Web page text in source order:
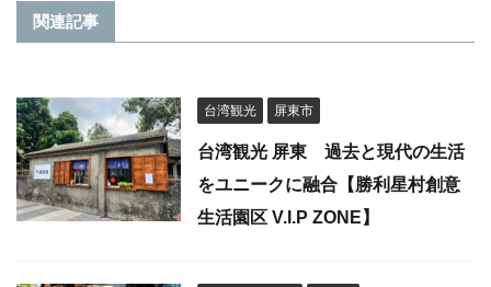
関連記事
台湾観光 屏東市
台湾観光 屏東 過去と現代の生活
をユニークに融合【勝利星村創意
生活園区 V.I.P ZONE】